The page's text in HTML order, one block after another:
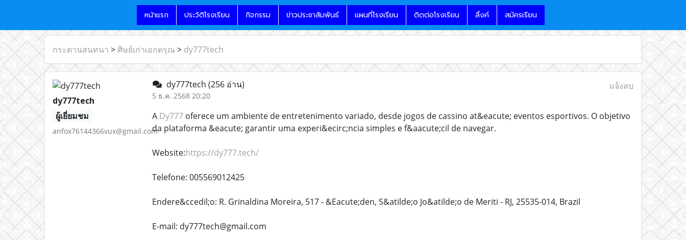
หน้าแรก ประวัติโรงเรียน กิจกรรม ข่าวประชาสัมพันธ์ แผนที่โรงเรียน ติดต่อโรงเรียน ลิ้งค์ สมัครเรียน
กระดานสนทนา > ศิษย์เก่าเอกดรุณ > dy777tech
dy777tech
ผู้เยี่ยมชม
anfox76144366vux@gmail.com
dy777tech (256 อ่าน)
5 ธ.ค. 2568 20:20
แจ้งลบ
A Dy777oferece um ambiente de entretenimento variado, desde jogos de cassino at&eacute; eventos esportivos. O objetivo
da plataforma &eacute; garantir uma experi&ecirc;ncia simples e f&aacute;cil de navegar.
Website:https://dy777.tech/
Telefone: 005569012425
Endere&ccedil;o: R. Grinaldina Moreira, 517 - &Eacute;den, S&atilde;o Jo&atilde;o de Meriti - RJ, 25535-014, Brazil
E-mail: dy777tech@gmail.com